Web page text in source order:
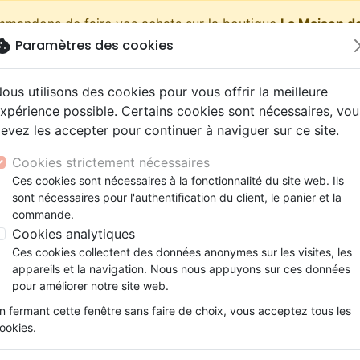
de faire vos achats sur la boutiqueLa Maison
Testaments
Etude biblique
NEG
Darby
Bandes dessinées
Santé
Ethique, société, politique
Couple
Découverte de la foi
Psychologie
Apologétique
ans
Adolescents, jeunes
Latino, Folk
Soul
Rap, Hip-hop
Hardrock, Métal
Pop, Rock
animés
conférences
Films, fiction
Jeux
(L') - Cheminer ensemble avec Jésus - EBOOK
L'église sans les murs
Cheminer ensemble avec Jésus -
Auteur :Eric Zander
RéférenceMB3594-EPUB EAN
Description Détails du produit
Paramètres des cookies
utilisons des cookies pour vous offrir la meilleure
possible. Certains cookies sont nécessaires,
les accepter pour continuer à naviguer sur ce site.
Cookies strictement nécessaires
Ces cookies sont nécessaires à la fonctionnalité du site web. Ils
sont nécessaires pour l'authentification du client, le panier et la
commande.
Cookies analytiques
Ces cookies collectent des données anonymes sur les visites, les
appareils et la navigation. Nous nous appuyons sur ces données
pour améliorer notre site web.
fermant cette fenêtre sans faire de choix, vous acceptez tous les